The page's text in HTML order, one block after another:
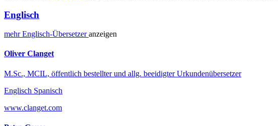
Englisch
mehrEnglisch-Übersetzeranzeigen
Oliver Clanget
M.Sc., MCIL, öffentlich bestellter und allg. beeidigter Urkundenübersetzer
Englisch Spanisch
www.clanget.com